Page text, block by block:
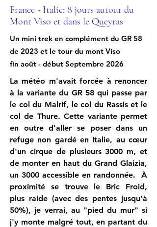
France - Italie: 8 jours autour du
Mont Viso et dans le Queyras
Un mini trek en complément du GR 58
de 2023 et le tour du mont Viso
fin août - début Septembre 2026
La météo m'avait forcée à renoncer
à la variante du GR 58 qui passe par
le col du Malrif, le col du Rassis et le
col de Thure. Cette variante permet
en outre d'aller se poser dans un
refuge non gardé en Italie, au cœur
d'un cirque de plusieurs 3000 m, et
de monter en haut du Grand Glaizia,
un 3000 accessible en randonnée.  À
proximité se trouve le Bric Froid,
plus raide (avec des pentes jusqu'à
50%), je verrai, au "pied du mur" si
j'y monte malgré tout, en partant du